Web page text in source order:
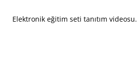
Elektronik eğitim seti tanıtım videosu.